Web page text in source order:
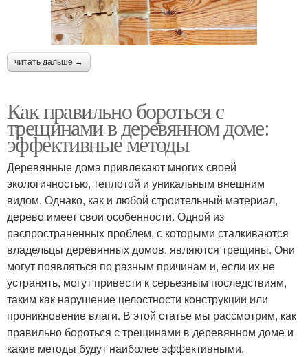
читать дальше →
Как правильно бороться с
трещинами в деревянном доме:
эффективные методы
Деревянные дома привлекают многих своей
экологичностью, теплотой и уникальным внешним
видом. Однако, как и любой строительный материал,
дерево имеет свои особенности. Одной из
распространенных проблем, с которыми сталкиваются
владельцы деревянных домов, являются трещины. Они
могут появляться по разным причинам и, если их не
устранять, могут привести к серьезным последствиям,
таким как нарушение целостности конструкции или
проникновение влаги. В этой статье мы рассмотрим, как
правильно бороться с трещинами в деревянном доме и
какие методы будут наиболее эффективными.